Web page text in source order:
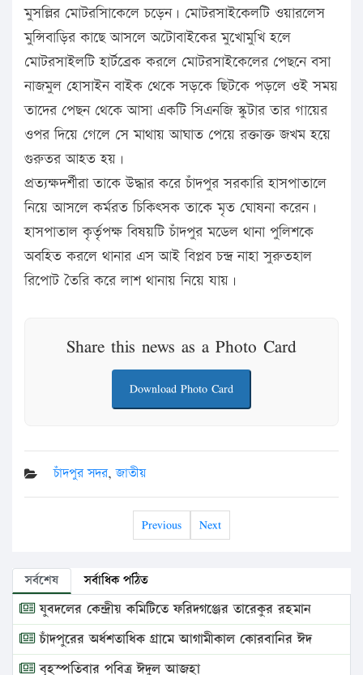
মুসল্লির মোটরসািকেলে চড়েন। মোটরসাইকেলটি ওয়ারলেস
মুন্সিবাড়ির কাছে আসলে অটোবাইকের মুখোমুখি হলে
মোটরসাইলটি হার্টব্রেক করলে মোটরসাইকেলের পেছনে বসা
নাজমুল হোসাইন বাইক থেকে সড়কে ছিটকে পড়লে ওই সময়
তাদের পেছন থেকে আসা একটি সিএনজি স্কুটার তার গায়ের
ওপর দিয়ে গেলে সে মাথায় আঘাত পেয়ে রক্তাক্ত জখম হয়ে
গুরুতর আহত হয়।
প্রত্যক্ষদর্শীরা তাকে উদ্ধার করে চাঁদপুর সরকারি হাসপাতালে
নিয়ে আসলে কর্মরত চিকিৎসক তাকে মৃত ঘোষনা করেন।
হাসপাতাল কৃর্তৃপক্ষ বিষয়টি চাঁদপুর মডেল থানা পুলিশকে
অবহিত করলে থানার এস আই বিপ্লব চন্দ্র নাহা সুরুতহাল
রিপোট তৈরি করে লাশ থানায় নিয়ে যায়।
Share this news as a Photo Card
Download Photo Card
চাঁদপুর সদর,জাতীয়
Previous Next
সর্বশেষ সর্বাধিক পঠিত
যুবদলের কেন্দ্রীয় কমিটিতে ফরিদগঞ্জের তারেকুর রহমান
চাঁদপুরের অর্ধশতাধিক গ্রামে আগামীকাল কোরবানির ঈদ
বৃহস্পতিবার পবিত্র ঈদুল আজহা